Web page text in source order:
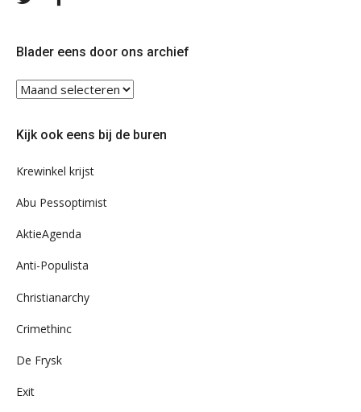
Blader eens door ons archief
Blader
eens
ons
Kijk ook eens bij de buren
Krewinkel krijst
Abu Pessoptimist
AktieAgenda
Anti-Populista
Christianarchy
Crimethinc
De Frysk
Exit